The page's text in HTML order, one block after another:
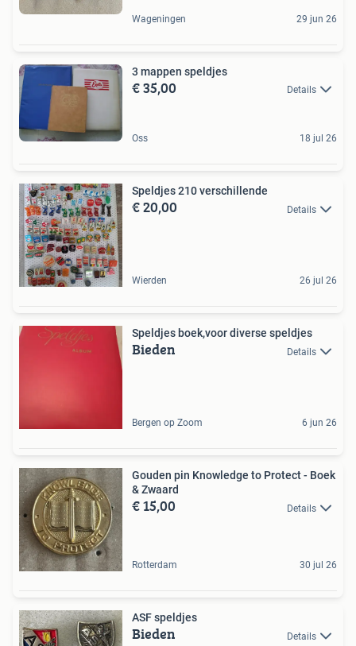
Wageningen 29 jun 26
3 mappen speldjes
€ 35,00 Details
Oss 18 jul 26
Speldjes 210 verschillende
€ 20,00 Details
Wierden 26 jul 26
Speldjes boek,voor diverse speldjes
Bieden Details
Bergen op Zoom 6 jun 26
Gouden pin Knowledge to Protect - Boek
& Zwaard
€ 15,00 Details
Rotterdam 30 jul 26
ASF speldjes
Bieden Details